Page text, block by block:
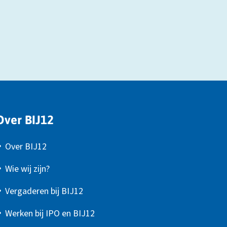
BIJ12
Over BIJ12
Wie wij zijn?
Vergaderen bij BIJ12
Werken bij IPO en BIJ12